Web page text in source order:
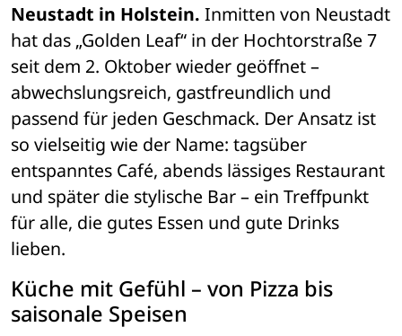
Neustadt in Holstein. Inmitten von Neustadt
hat das „Golden Leaf“ in der Hochtorstraße 7
seit dem 2. Oktober wieder geöffnet –
abwechslungsreich, gastfreundlich und
passend für jeden Geschmack. Der Ansatz ist
so vielseitig wie der Name: tagsüber
entspanntes Café, abends lässiges Restaurant
und später die stylische Bar – ein Treffpunkt
für alle, die gutes Essen und gute Drinks
lieben.
Küche mit Gefühl – von Pizza bis
saisonale Speisen